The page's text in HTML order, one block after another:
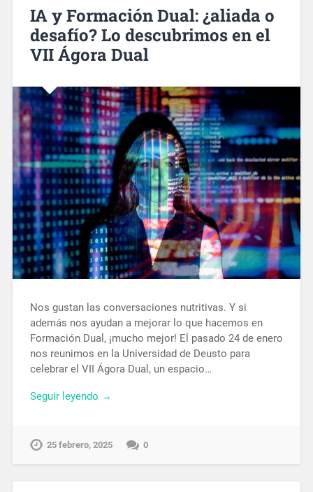
IA y Formación Dual: ¿aliada o
desafío? Lo descubrimos en el
VII Ágora Dual
Nos gustan las conversaciones nutritivas. Y si
además nos ayudan a mejorar lo que hacemos en
Formación Dual, ¡mucho mejor! El pasado 24 de enero
nos reunimos en la Universidad de Deusto para
celebrar el VII Ágora Dual, un espacio…
Seguir leyendo →
25 febrero, 2025 0